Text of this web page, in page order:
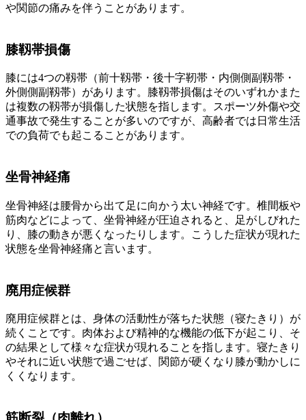
や関節の痛みを伴うことがあります。
膝靱帯損傷
膝には4つの靱帯（前十靱帯・後十字靭帯・内側側副靱帯・
外側側副靱帯）があります。膝靱帯損傷はそのいずれかまた
は複数の靱帯が損傷した状態を指します。スポーツ外傷や交
通事故で発生することが多いのですが、高齢者では日常生活
での負荷でも起こることがあります。
坐骨神経痛
坐骨神経は腰骨から出て足に向かう太い神経です。椎間板や
筋肉などによって、坐骨神経が圧迫されると、足がしびれた
り、膝の動きが悪くなったりします。こうした症状が現れた
状態を坐骨神経痛と言います。
廃用症候群
廃用症候群とは、身体の活動性が落ちた状態（寝たきり）が
続くことです。肉体および精神的な機能の低下が起こり、そ
の結果として様々な症状が現れることを指します。寝たきり
やそれに近い状態で過ごせば、関節が硬くなり膝が動かしに
くくなります。